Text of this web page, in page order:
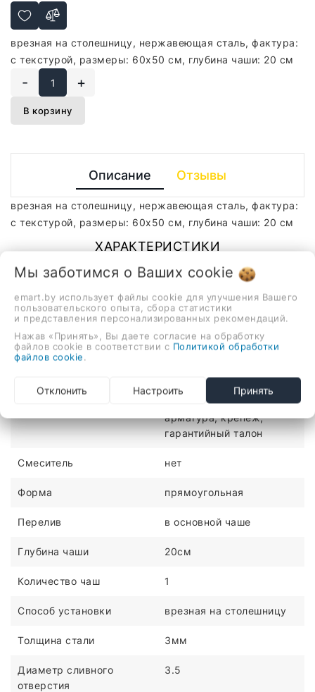
врезная на столешницу, нержавеющая сталь, фактура:
с текстурой, размеры: 60x50 см, глубина чаши: 20 см
- +
В корзину
Описание Отзывы
врезная на столешницу, нержавеющая сталь, фактура:
с текстурой, размеры: 60x50 см, глубина чаши: 20 см
ХАРАКТЕРИСТИКИ
нержавеющая сталь
Цвет стальной
Цвет производителя сатин
коробка, сливная
арматура, крепеж,
гарантийный талон
Смеситель нет
Форма прямоугольная
Перелив в основной чаше
Глубина чаши 20см
Количество чаш 1
Способ установки врезная на столешницу
Толщина стали 3мм
Диаметр сливного
отверстия
3.5
Мы заботимся о Ваших cookie
emart.by использует файлы cookie для улучшения Вашего
пользовательского опыта, сбора статистики
и представления персонализированных рекомендаций.
Нажав «Принять», Вы даете согласие на обработку
файлов cookie в соответствии с Политикой обработки
файлов cookie
Отклонить Настроить Принять